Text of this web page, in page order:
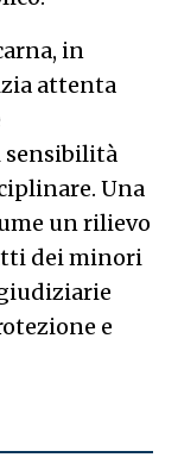
in
attenta
sensibilità
Una
un rilievo
dei minori
e